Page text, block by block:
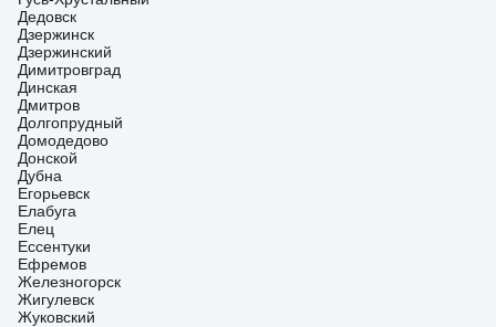
Дедовск
Дзержинск
Дзержинский
Димитровград
Динская
Дмитров
Долгопрудный
Домодедово
Донской
Дубна
Егорьевск
Елабуга
Елец
Ессентуки
Ефремов
Железногорск
Жигулевск
Жуковский